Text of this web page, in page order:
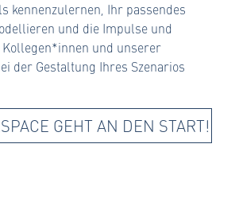
kennenzulernen, Ihr passendes
und die Impulse und
und unserer
der Gestaltung Ihres Szenarios
GEHT AN DEN START!